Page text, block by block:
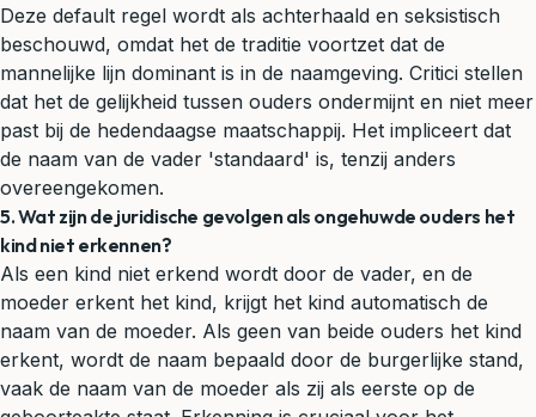
Deze default regel wordt als achterhaald en seksistisch
beschouwd, omdat het de traditie voortzet dat de
mannelijke lijn dominant is in de naamgeving. Critici stellen
dat het de gelijkheid tussen ouders ondermijnt en niet meer
past bij de hedendaagse maatschappij. Het impliceert dat
de naam van de vader 'standaard' is, tenzij anders
overeengekomen.
5. Wat zijn de juridische gevolgen als ongehuwde ouders het
kind niet erkennen?
Als een kind niet erkend wordt door de vader, en de
moeder erkent het kind, krijgt het kind automatisch de
naam van de moeder. Als geen van beide ouders het kind
erkent, wordt de naam bepaald door de burgerlijke stand,
vaak de naam van de moeder als zij als eerste op de